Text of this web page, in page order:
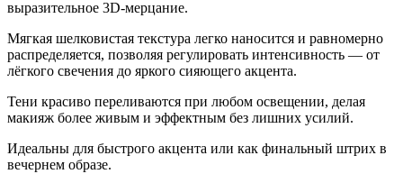
(1,8
Capella
выразительное 3D-мерцание.
Мягкая шелковистая текстура легко наносится и равномерно
распределяется, позволяя регулировать интенсивность — от
лёгкого свечения до яркого сияющего акцента.
Тени красиво переливаются при любом освещении, делая
макияж более живым и эффектным без лишних усилий.
Идеальны для быстрого акцента или как финальный штрих в
вечернем образе.